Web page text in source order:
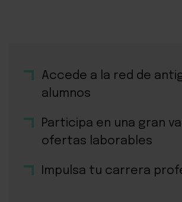
Accede a la red de
alumnos
Participa en una gran
ofertas laborables
Impulsa tu carrera